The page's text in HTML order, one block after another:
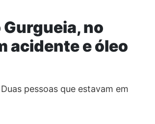
no
acidente e óleo
pessoas que estavam em